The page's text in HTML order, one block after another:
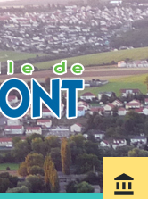
account_balance